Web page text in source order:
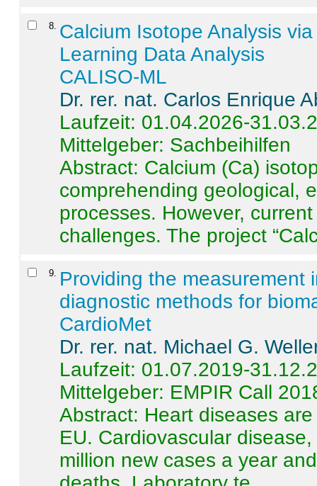
8 Calcium Isotope Analysis
Learning Data Analysis
CALISO-ML
Dr. rer. nat. Carlos Enrique
Laufzeit: 01.04.2026-
Mittelgeber: Sachbeihilfen
Abstract: Calcium (Ca)
comprehending geological,
processes. However,
challenges. The project
9
Providing the measurement
diagnostic methods for
CardioMet
Dr. rer. nat. Michael G.
Laufzeit: 01.07.2019-
Mittelgeber: EMPIR Call
Abstract: Heart diseases
EU. Cardiovascular
million new cases a year